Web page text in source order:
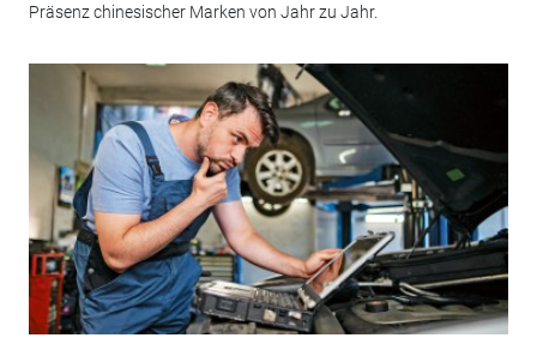
Präsenz chinesischer Marken von Jahr zu Jahr.